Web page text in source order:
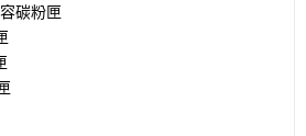
碳粉匣